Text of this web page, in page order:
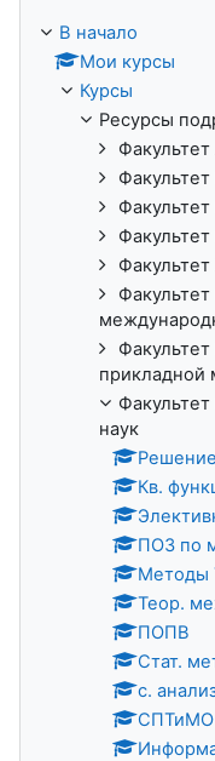
В начало
Мои курсы
Курсы
Ресурсы
прикладной
наук
Кв.
ПОЗ по
Методы
Теор.
ПОПВ
Стат.
с.
СПТиМО